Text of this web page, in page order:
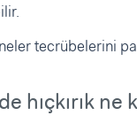
tecrübelerini
hıçkırık ne